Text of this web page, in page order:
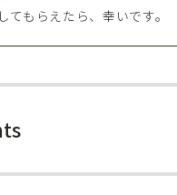
てもらえたら、幸いです。